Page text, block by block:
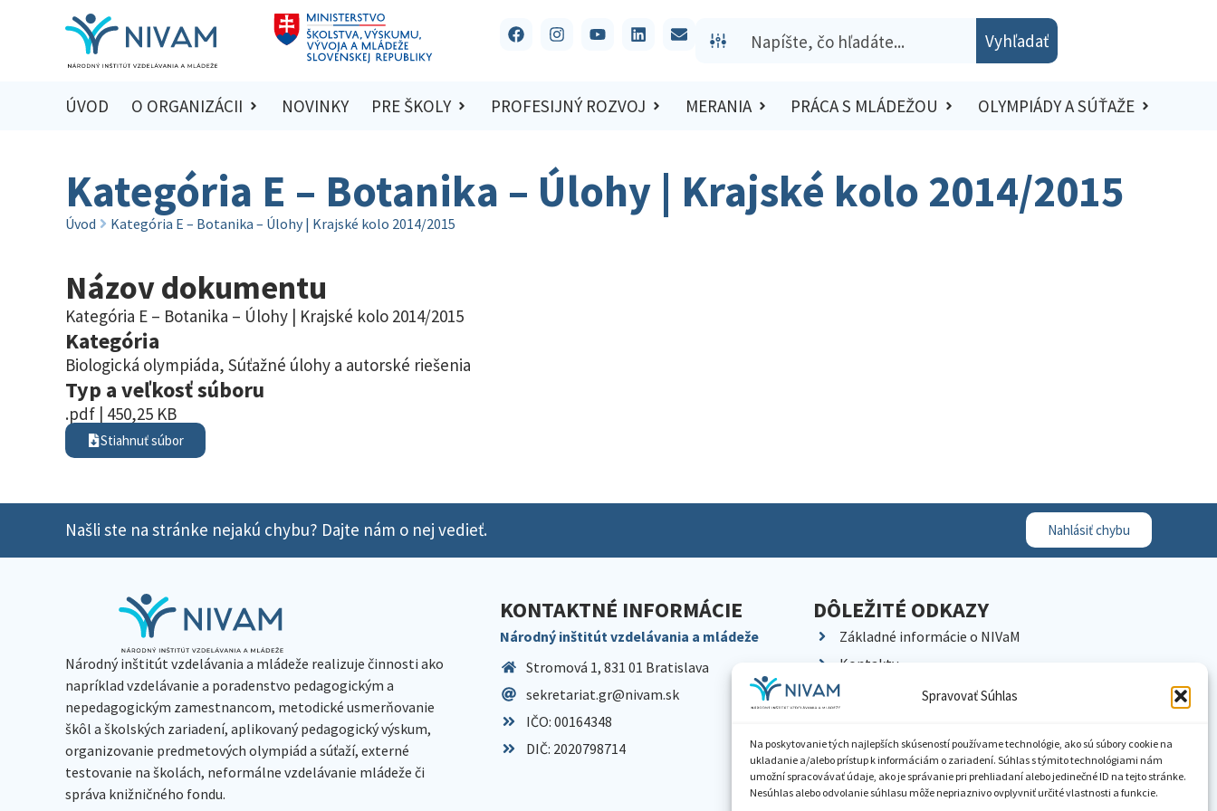
Spravovať Súhlas
Na poskytovanie tých najlepších skúseností používame technológie, ako sú súbory cookie na
ukladanie a/alebo prístup k informáciám o zariadení. Súhlas s týmito technológiami nám
umožní spracovávať údaje, ako je správanie pri prehliadaní alebo jedinečné ID na tejto stránke.
Nesúhlas alebo odvolanie súhlasu môže nepriaznivo ovplyvniť určité vlastnosti a funkcie.
Vyhľadať
ÚVOD O ORGANIZÁCII NOVINKY PRE ŠKOLY PROFESIJNÝ ROZVOJ MERANIA PRÁCA S MLÁDEŽOU OLYMPIÁDY A SÚŤAŽE
Kategória E – Botanika – Úlohy | Krajské kolo 2014/2015
Úvod Kategória E – Botanika – Úlohy | Krajské kolo 2014/2015
Názov dokumentu
Kategória E – Botanika – Úlohy | Krajské kolo 2014/2015
Kategória
Biologická olympiáda, Súťažné úlohy a autorské riešenia
Typ a veľkosť súboru
.pdf | 450,25 KB
Stiahnuť súbor
Našli ste na stránke nejakú chybu? Dajte nám o nej vedieť. Nahlásiť chybu
Národný inštitút vzdelávania a mládeže realizuje činnosti ako
napríklad vzdelávanie a poradenstvo pedagogickým a
nepedagogickým zamestnancom, metodické usmerňovanie
škôl a školských zariadení, aplikovaný pedagogický výskum,
organizovanie predmetových olympiád a súťaží, externé
testovanie na školách, neformálne vzdelávanie mládeže či
správa knižničného fondu.
KONTAKTNÉ INFORMÁCIE
Národný inštitút vzdelávania a mládeže
Stromová 1, 831 01 Bratislava
sekretariat.gr@nivam.sk
IČO: 00164348
DIČ: 2020798714
DÔLEŽITÉ ODKAZY
Základné informácie o NIVaM
Kontakty
Kariéra
Pracoviská NIVaM
Dokumenty inštitúcie
Knižnica